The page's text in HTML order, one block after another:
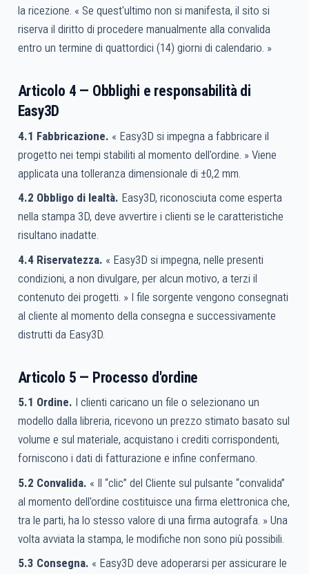
la ricezione. « Se quest'ultimo non si manifesta, il sito si
riserva il diritto di procedere manualmente alla convalida
entro un termine di quattordici (14) giorni di calendario. »
Articolo 4 — Obblighi e responsabilità di
Easy3D
4.1 Fabbricazione. « Easy3D si impegna a fabbricare il
progetto nei tempi stabiliti al momento dell'ordine. » Viene
applicata una tolleranza dimensionale di ±0,2 mm.
4.2 Obbligo di lealtà. Easy3D, riconosciuta come esperta
nella stampa 3D, deve avvertire i clienti se le caratteristiche
risultano inadatte.
4.4 Riservatezza. « Easy3D si impegna, nelle presenti
condizioni, a non divulgare, per alcun motivo, a terzi il
contenuto dei progetti. » I file sorgente vengono consegnati
al cliente al momento della consegna e successivamente
distrutti da Easy3D.
Articolo 5 — Processo d'ordine
5.1 Ordine. I clienti caricano un file o selezionano un
modello dalla libreria, ricevono un prezzo stimato basato sul
volume e sul materiale, acquistano i crediti corrispondenti,
forniscono i dati di fatturazione e infine confermano.
5.2 Convalida. « Il “clic” del Cliente sul pulsante “convalida”
al momento dell'ordine costituisce una firma elettronica che,
tra le parti, ha lo stesso valore di una firma autografa. » Una
volta avviata la stampa, le modifiche non sono più possibili.
5.3 Consegna. « Easy3D deve adoperarsi per assicurare le